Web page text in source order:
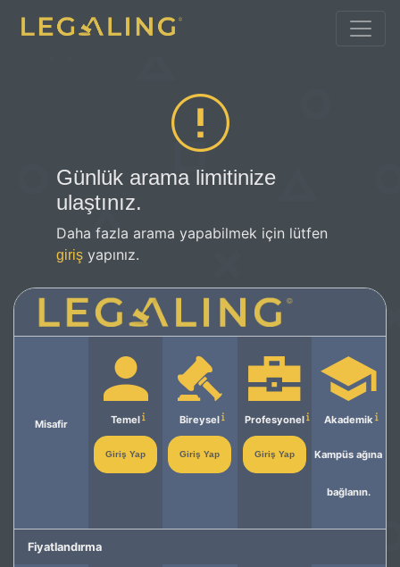
Günlük arama limitinize
ulaştınız.
Daha fazla arama yapabilmek için lütfen
giriş yapınız.
Misafir Temel
Giriş Yap
Bireysel
Giriş Yap
Profesyonel
Giriş Yap
Akademik
Kampüs ağına
bağlanın.
Fiyatlandırma